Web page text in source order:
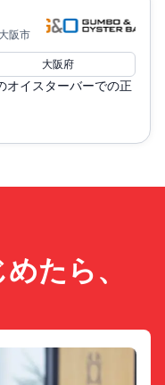
阪市
大阪府
オイスターバーでの正
たら、